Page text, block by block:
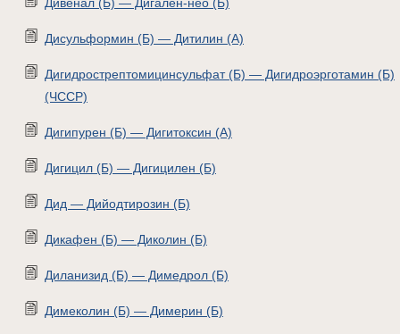
Дисульформин (Б) — Дитилин (А)
Дигидрострептомицинсульфат (Б) — Дигидроэрготамин (Б)
(ЧССР)
Дигипурен (Б) — Дигитоксин (А)
Дигицил (Б) — Дигицилен (Б)
Дид — Дийодтирозин (Б)
Дикафен (Б) — Диколин (Б)
Диланизид (Б) — Димедрол (Б)
Димеколин (Б) — Димерин (Б)